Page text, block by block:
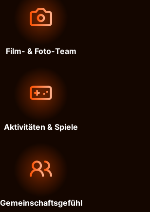
Film- & Foto-Team
Aktivitäten & Spiele
Gemeinschaftsgefühl